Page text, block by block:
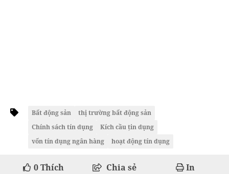
Bất động sản
thị trường bất động sản
Chính sách tín dụng
Kích cầu țin dụng
vốn tín dụng ngân hàng
hoạt động tín dụng
0Thích Chia sẻ In